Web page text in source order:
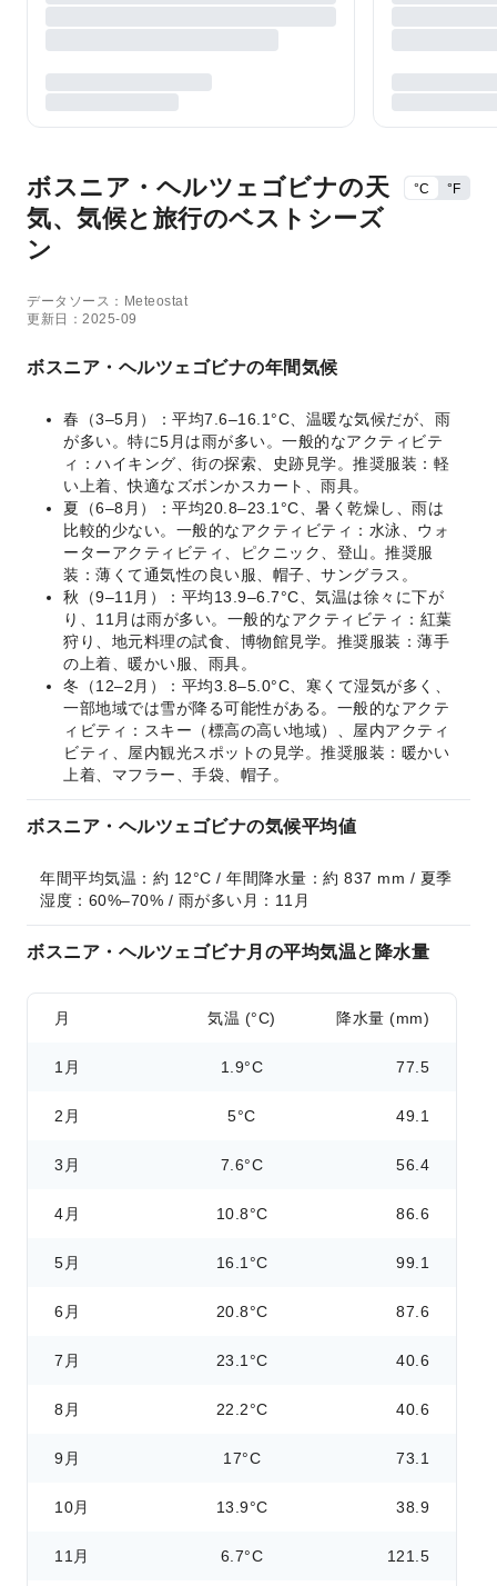
ボスニア・ヘルツェゴビナの天
気、気候と旅行のベストシーズ
ン
°C °F
データソース：Meteostat
更新日：2025-09
ボスニア・ヘルツェゴビナの年間気候
春（3–5月）：平均7.6–16.1°C、温暖な気候だが、雨
が多い。特に5月は雨が多い。一般的なアクティビテ
ィ：ハイキング、街の探索、史跡見学。推奨服装：軽
い上着、快適なズボンかスカート、雨具。
夏（6–8月）：平均20.8–23.1°C、暑く乾燥し、雨は
比較的少ない。一般的なアクティビティ：水泳、ウォ
ーターアクティビティ、ピクニック、登山。推奨服
装：薄くて通気性の良い服、帽子、サングラス。
秋（9–11月）：平均13.9–6.7°C、気温は徐々に下が
り、11月は雨が多い。一般的なアクティビティ：紅葉
狩り、地元料理の試食、博物館見学。推奨服装：薄手
の上着、暖かい服、雨具。
冬（12–2月）：平均3.8–5.0°C、寒くて湿気が多く、
一部地域では雪が降る可能性がある。一般的なアクテ
ィビティ：スキー（標高の高い地域）、屋内アクティ
ビティ、屋内観光スポットの見学。推奨服装：暖かい
上着、マフラー、手袋、帽子。
ボスニア・ヘルツェゴビナの気候平均値
年間平均気温：約 12°C / 年間降水量：約 837 mm / 夏季
湿度：60%–70% / 雨が多い月：11月
ボスニア・ヘルツェゴビナ月の平均気温と降水量
月 気温 (°C) 降水量 (mm)
1月 1.9°C 77.5
2月 5°C 49.1
3月 7.6°C 56.4
4月 10.8°C 86.6
5月 16.1°C 99.1
6月 20.8°C 87.6
7月 23.1°C 40.6
8月 22.2°C 40.6
9月 17°C 73.1
10月 13.9°C 38.9
11月 6.7°C 121.5